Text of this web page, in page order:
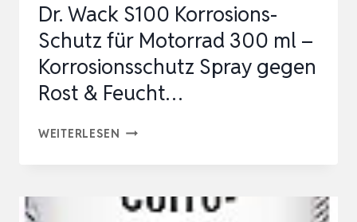
Dr. Wack S100 Korrosions-
Schutz für Motorrad 300 ml –
Korrosionsschutz Spray gegen
Rost & Feucht…
WEITERLESEN DR.
KORROSIONS-